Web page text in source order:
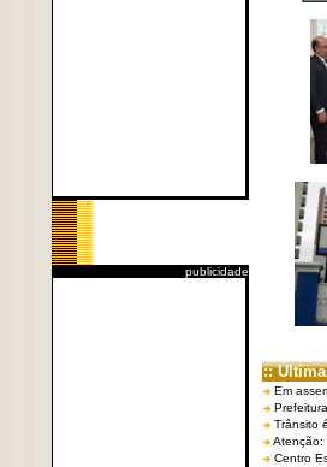
publicidade
::
Em
Trânsito
Atenção:
Centro